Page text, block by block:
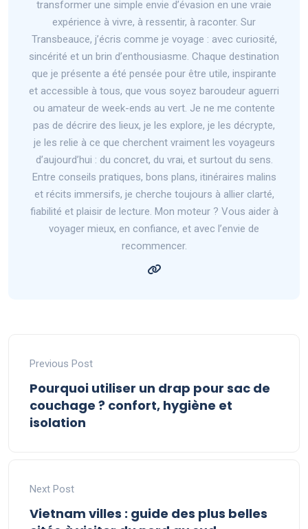
transformer une simple envie d’évasion en une vraie
expérience à vivre, à ressentir, à raconter. Sur
Transbeauce, j’écris comme je voyage : avec curiosité,
sincérité et un brin d’enthousiasme. Chaque destination
que je présente a été pensée pour être utile, inspirante
et accessible à tous, que vous soyez baroudeur aguerri
ou amateur de week-ends au vert. Je ne me contente
pas de décrire des lieux, je les explore, je les décrypte,
je les relie à ce que cherchent vraiment les voyageurs
d’aujourd’hui : du concret, du vrai, et surtout du sens.
Entre conseils pratiques, bons plans, itinéraires malins
et récits immersifs, je cherche toujours à allier clarté,
fiabilité et plaisir de lecture. Mon moteur ? Vous aider à
voyager mieux, en confiance, et avec l’envie de
recommencer.
Previous Post
Pourquoi utiliser un drap pour sac de
couchage ? confort, hygiène et
isolation
Next Post
Vietnam villes : guide des plus belles